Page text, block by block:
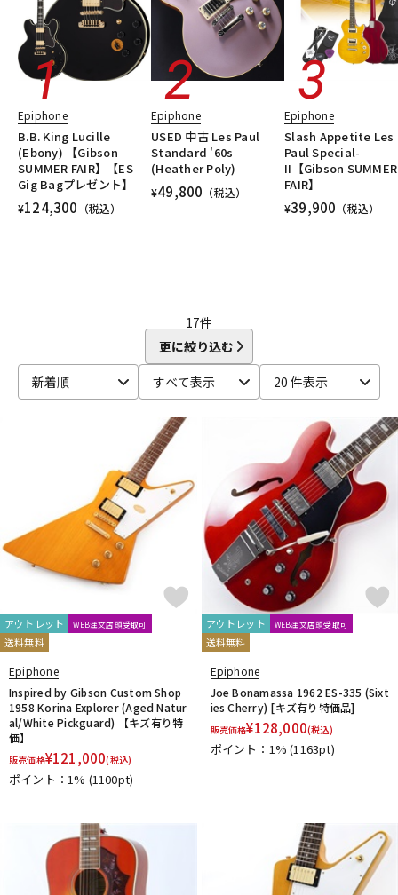
DJ機器 DTM
DTM オンライン納品 レコーディング機器
配信/ライブ機器 楽器アクセサリ
中古 ヴィンテージ
Epiphone
B.B. King Lucille
(Ebony) 【Gibson
SUMMER FAIR】【ES
Gig Bagプレゼント】
¥124,300 （税込）
Epiphone
USED 中古 Les Paul
Standard '60s
(Heather Poly)
¥49,800 （税込）
Epiphone
Slash Appetite Les
Paul Special-
II【Gibson SUMMER
FAIR】
¥39,900 （税込）
17件
更に絞り込む
新着順
すべて表示 20 件表示
アウトレット WEB注文店頭受取可
送料無料
Epiphone
Inspired by Gibson Custom Shop
1958 Korina Explorer (Aged Natur
al/White Pickguard) 【キズ有り特
価】
販売価格¥121,000(税込)
ポイント：1% (1100pt)
アウトレット WEB注文店頭受取可
送料無料
Epiphone
Joe Bonamassa 1962 ES-335 (Sixt
ies Cherry) [キズ有り特価品]
販売価格¥128,000(税込)
ポイント：1%(1163pt)